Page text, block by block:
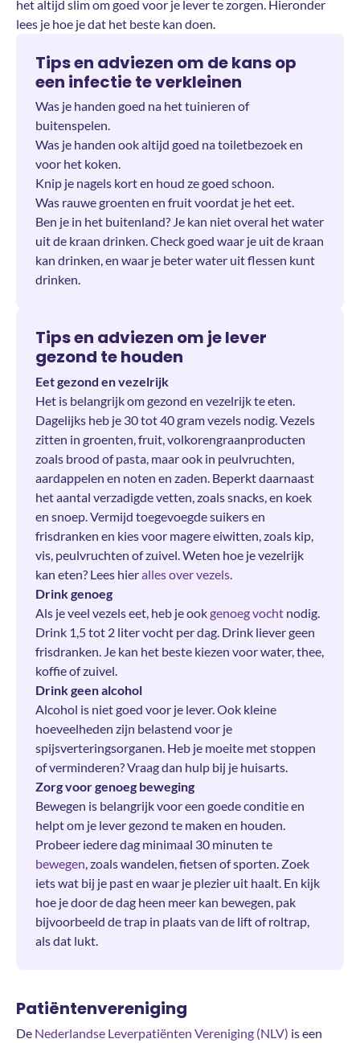
het altijd slim om goed voor je lever te zorgen. Hieronder
lees je hoe je dat het beste kan doen.
Tips en adviezen om de kans op
een infectie te verkleinen
Was je handen goed na het tuinieren of
buitenspelen.
Was je handen ook altijd goed na toiletbezoek en
voor het koken.
Knip je nagels kort en houd ze goed schoon.
Was rauwe groenten en fruit voordat je het eet.
Ben je in het buitenland? Je kan niet overal het water
uit de kraan drinken. Check goed waar je uit de kraan
kan drinken, en waar je beter water uit flessen kunt
drinken.
Tips en adviezen om je lever
gezond te houden
Eet gezond en vezelrijk
Het is belangrijk om gezond en vezelrijk te eten.
Dagelijks heb je 30 tot 40 gram vezels nodig. Vezels
zitten in groenten, fruit, volkorengraanproducten
zoals brood of pasta, maar ook in peulvruchten,
aardappelen en noten en zaden. Beperkt daarnaast
het aantal verzadigde vetten, zoals snacks, en koek
en snoep. Vermijd toegevoegde suikers en
frisdranken en kies voor magere eiwitten, zoals kip,
vis, peulvruchten of zuivel. Weten hoe je vezelrijk
kan eten? Lees hieralles over vezels.
Drink genoeg
Als je veel vezels eet, heb je ookgenoeg vocht nodig.
Drink 1,5 tot 2 liter vocht per dag. Drink liever geen
frisdranken. Je kan het beste kiezen voor water, thee,
koffie of zuivel.
Drink geen alcohol
Alcohol is niet goed voor je lever. Ook kleine
hoeveelheden zijn belastend voor je
spijsverteringsorganen. Heb je moeite met stoppen
of verminderen? Vraag dan hulp bij je huisarts.
Zorg voor genoeg beweging
Bewegen is belangrijk voor een goede conditie en
helpt om je lever gezond te maken en houden.
Probeer iedere dag minimaal 30 minuten te
bewegen, zoals wandelen, fietsen of sporten. Zoek
iets wat bij je past en waar je plezier uit haalt. En kijk
hoe je door de dag heen meer kan bewegen, pak
bijvoorbeeld de trap in plaats van de lift of roltrap,
als dat lukt.
Patiëntenvereniging
De Nederlandse Leverpatiënten Vereniging (NLV) is een